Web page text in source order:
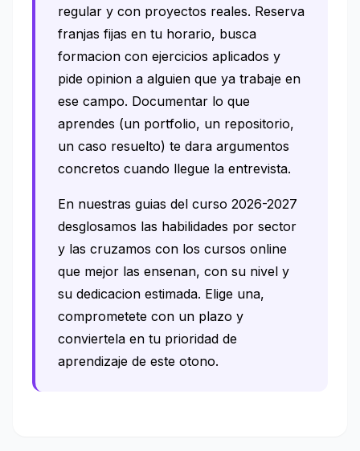
regular y con proyectos reales. Reserva
franjas fijas en tu horario, busca
formacion con ejercicios aplicados y
pide opinion a alguien que ya trabaje en
ese campo. Documentar lo que
aprendes (un portfolio, un repositorio,
un caso resuelto) te dara argumentos
concretos cuando llegue la entrevista.
En nuestras guias del curso 2026-2027
desglosamos las habilidades por sector
y las cruzamos con los cursos online
que mejor las ensenan, con su nivel y
su dedicacion estimada. Elige una,
comprometete con un plazo y
conviertela en tu prioridad de
aprendizaje de este otono.